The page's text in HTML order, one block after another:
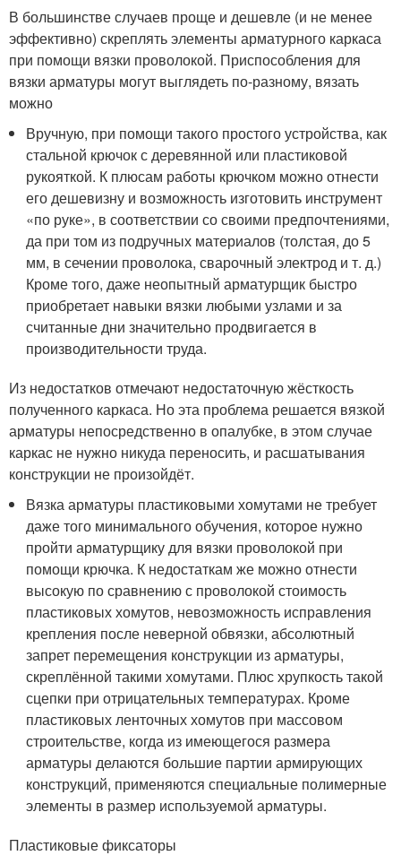
В большинстве случаев проще и дешевле (и не менее
эффективно) скреплять элементы арматурного каркаса
при помощи вязки проволокой. Приспособления для
вязки арматуры могут выглядеть по-разному, вязать
можно
Вручную, при помощи такого простого устройства, как
стальной крючок с деревянной или пластиковой
рукояткой. К плюсам работы крючком можно отнести
его дешевизну и возможность изготовить инструмент
«по руке», в соответствии со своими предпочтениями,
да при том из подручных материалов (толстая, до 5
мм, в сечении проволока, сварочный электрод и т. д.)
Кроме того, даже неопытный арматурщик быстро
приобретает навыки вязки любыми узлами и за
считанные дни значительно продвигается в
производительности труда.
Из недостатков отмечают недостаточную жёсткость
полученного каркаса. Но эта проблема решается вязкой
арматуры непосредственно в опалубке, в этом случае
каркас не нужно никуда переносить, и расшатывания
конструкции не произойдёт.
Вязка арматуры пластиковыми хомутами не требует
даже того минимального обучения, которое нужно
пройти арматурщику для вязки проволокой при
помощи крючка. К недостаткам же можно отнести
высокую по сравнению с проволокой стоимость
пластиковых хомутов, невозможность исправления
крепления после неверной обвязки, абсолютный
запрет перемещения конструкции из арматуры,
скреплённой такими хомутами. Плюс хрупкость такой
сцепки при отрицательных температурах. Кроме
пластиковых ленточных хомутов при массовом
строительстве, когда из имеющегося размера
арматуры делаются большие партии армирующих
конструкций, применяются специальные полимерные
элементы в размер используемой арматуры.
Пластиковые фиксаторы